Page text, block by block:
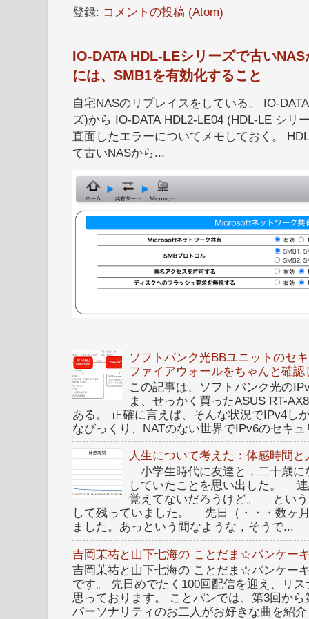
登録: コメントの投稿 (Atom)
IO-DATA HDL-LEシリーズで古い
には、SMB1を有効化すること
自宅NASのリプレイスをしている。 IO-
ズ)から IO-DATA HDL2-LE04 (HDL-LE シリ
直面したエラーについてメモしておく。
て古いNASから...
ソフトバンク光BBユニットのセ
ファイアウォールをちゃんと確認
この記事は、ソフトバンク光の
ま、せっかく買ったASUS RT-
ある。 正確に言えば、そんな状況でIPv4し
なびっくり、NATのない世界でIPv6のセキ
人生について考えた：体感時間
小学生時代に友達と，二十歳に
していたことを思い出した。
覚えてないだろうけど。 という
して残っていました。 先日（・・・数ヶ
ました。あっという間なような，そうで...
吉岡茉祐と山下七海の ことだま☆パンケー
吉岡茉祐と山下七海の ことだま☆パンケー
です。 先日めでたく100回配信を迎え、リ
思っております。 ことパンでは、第3回か
パーソナリティのお二人がお好きな曲を紹